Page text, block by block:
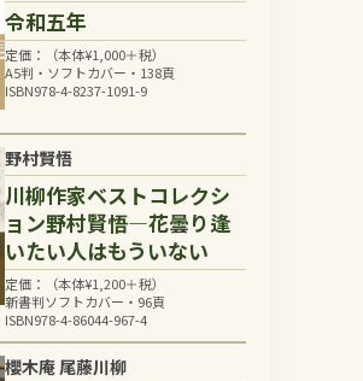
令和五年
定価：（本体¥1,000＋税）
A5判・ソフトカバー・138頁
ISBN978-4-8237-1091-9
野村賢悟
川柳作家ベストコレクシ
ョン野村賢悟―花曇り逢
いたい人はもういない
定価：（本体¥1,200＋税）
新書判ソフトカバー・96頁
ISBN978-4-86044-967-4
櫻木庵 尾藤川柳